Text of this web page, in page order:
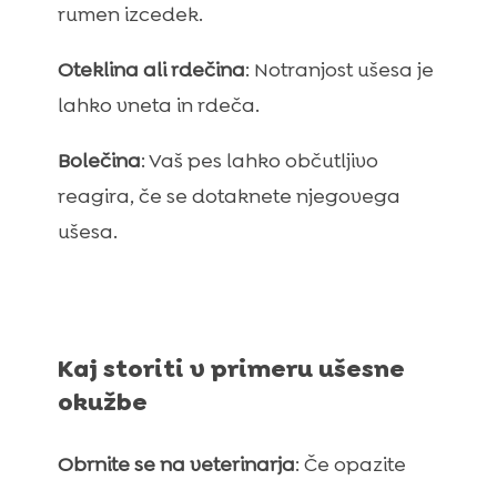
rumen izcedek.
Oteklina ali rdečina: Notranjost ušesa je
lahko vneta in rdeča.
Bolečina: Vaš pes lahko občutljivo
reagira, če se dotaknete njegovega
ušesa.
Kaj storiti v primeru ušesne
okužbe
Obrnite se na veterinarja: Če opazite